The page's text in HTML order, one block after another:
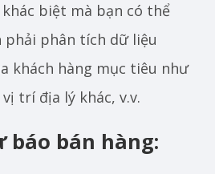
biệt mà bạn có thể
phải phân tích dữ liệu
khách hàng mục tiêu như
trí địa lý khác, v.v.
báo bán hàng: